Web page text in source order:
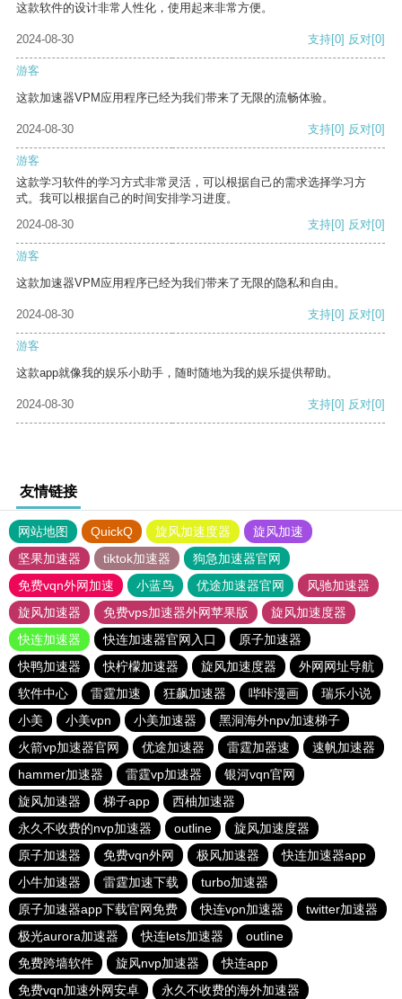
这款软件的设计非常人性化，使用起来非常方便。
2024-08-30 支持[0] 反对[0]
游客
这款加速器VPM应用程序已经为我们带来了无限的流畅体验。
2024-08-30 支持[0] 反对[0]
游客
这款学习软件的学习方式非常灵活，可以根据自己的需求选择学习方
式。我可以根据自己的时间安排学习进度。
2024-08-30
支持[0] 反对[0]
游客
这款加速器VPM应用程序已经为我们带来了无限的隐私和自由。
2024-08-30 支持[0] 反对[0]
游客
这款app就像我的娱乐小助手，随时随地为我的娱乐提供帮助。
2024-08-30 支持[0] 反对[0]
友情链接
网站地图 QuickQ 旋风加速度器
旋风加速
坚果加速器
tiktok加速器
狗急加速器官网
免费vqn外网加速
小蓝鸟 优途加速器官网
风驰加速器
旋风加速器
免费vps加速器外网苹果版
旋风加速度器
快连加速器
快连加速器官网入口
原子加速器
快鸭加速器
快柠檬加速器 旋风加速度器
外网网址导航
软件中心
雷霆加速 狂飙加速器 哔咔漫画
瑞乐小说
小美
小美vpn 小美加速器
黑洞海外npv加速梯子
火箭vp加速器官网
优途加速器 雷霆加器速
速帆加速器
hammer加速器
雷霆vp加速器
银河vqn官网
旋风加速器
梯子app
西柚加速器
永久不收费的nvp加速器
outline
旋风加速度器
原子加速器
免费vqn外网 极风加速器
快连加速器app
小牛加速器
雷霆加速下载
turbo加速器
原子加速器app下载官网免费
快连vρn加速器
twitter加速器
极光aurora加速器
快连lets加速器
outline
免费跨墙软件
旋风nvp加速器
快连app
免费vqn加速外网安卓
永久不收费的海外加速器